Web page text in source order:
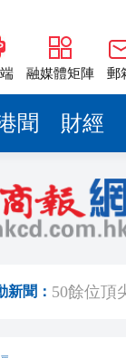
融媒體矩陣 郵
聞 財經
新聞：
海南澄邁
梁振英率
2025年
瀋陽鐵西
黎智英案
50餘位頂